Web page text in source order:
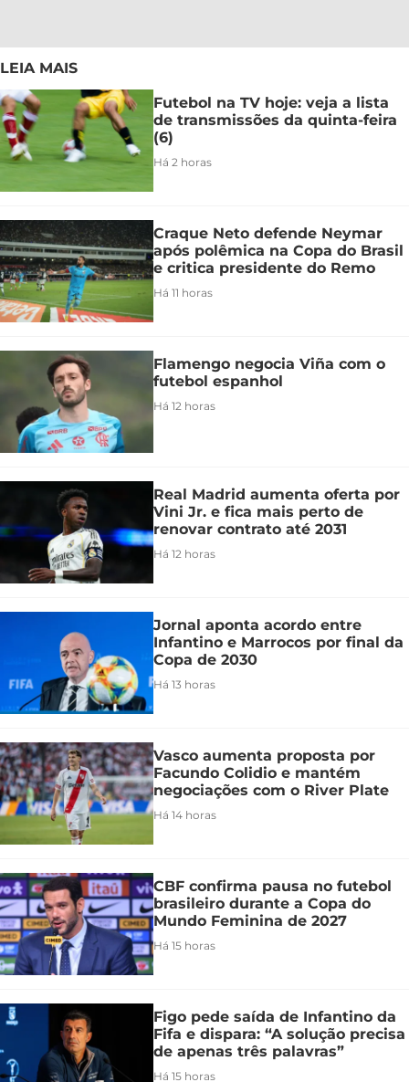
LEIA MAIS
Futebol na TV hoje: veja a lista
de transmissões da quinta-feira
(6)
Há 2 horas
Craque Neto defende Neymar
após polêmica na Copa do Brasil
e critica presidente do Remo
Há 11 horas
Flamengo negocia Viña com o
futebol espanhol
Há 12 horas
Real Madrid aumenta oferta por
Vini Jr. e fica mais perto de
renovar contrato até 2031
Há 12 horas
Jornal aponta acordo entre
Infantino e Marrocos por final da
Copa de 2030
Há 13 horas
Vasco aumenta proposta por
Facundo Colidio e mantém
negociações com o River Plate
Há 14 horas
CBF confirma pausa no futebol
brasileiro durante a Copa do
Mundo Feminina de 2027
Há 15 horas
Figo pede saída de Infantino da
Fifa e dispara: “A solução precisa
de apenas três palavras”
Há 15 horas